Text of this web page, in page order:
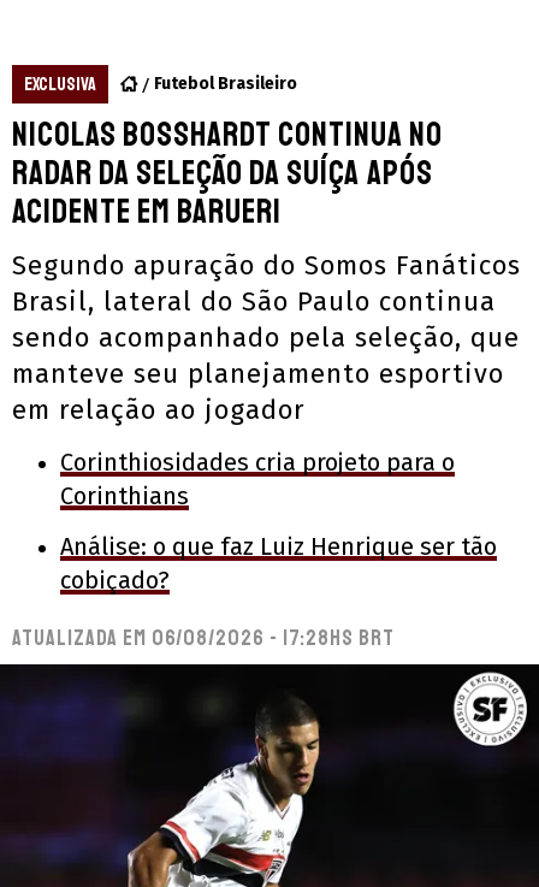
EXCLUSIVA Futebol Brasileiro
Nicolas Bosshardt continua no
radar da seleção da Suíça após
acidente em Barueri
Segundo apuração do Somos Fanáticos
Brasil, lateral do São Paulo continua
sendo acompanhado pela seleção, que
manteve seu planejamento esportivo
em relação ao jogador
Corinthiosidades cria projeto para o
Corinthians
Análise: o que faz Luiz Henrique ser tão
cobiçado?
Atualizada em 06/08/2026 - 17:28hs BRT